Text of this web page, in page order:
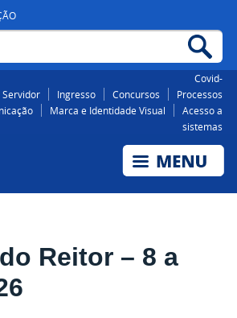
Covid-
Servidor Ingresso Concursos
Processos
Marca e Identidade Visual
Acesso a
sistemas
Reitor – 8 a